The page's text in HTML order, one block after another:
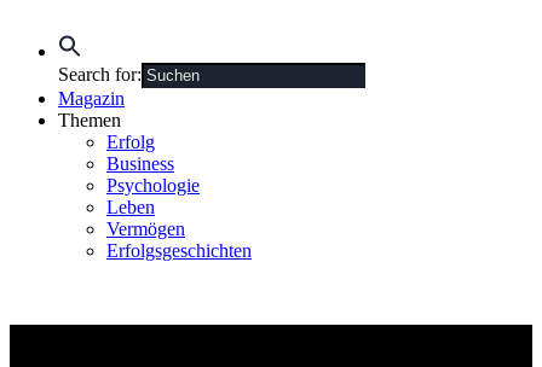
Search for:
Magazin
Themen
Erfolg
Business
Psychologie
Leben
Vermögen
Erfolgsgeschichten